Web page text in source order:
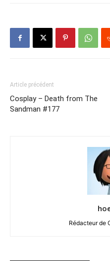
Article précédent
Cosplay – Death from The
Sandman #177
Rédacteur de